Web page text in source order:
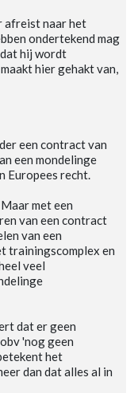
afreist naar het
ondertekend mag
hij wordt
hier gehakt van,
een contract van
een mondelinge
Europees recht.
met een
van een contract
van een
trainingscomplex en
veel
dat er geen
'nog geen
het
dan dat alles al in